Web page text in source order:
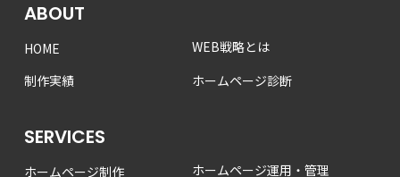
ABOUT
HOME
WEB戦略とは
制作実績
ホームページ診断
SERVICES
ホームページ制作
ホームページ運用・管理